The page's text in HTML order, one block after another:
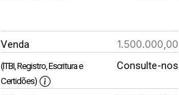
Venda 1.500.000,00
(ITBI, Registro, Escritura e
Certidões)
Consulte-nos